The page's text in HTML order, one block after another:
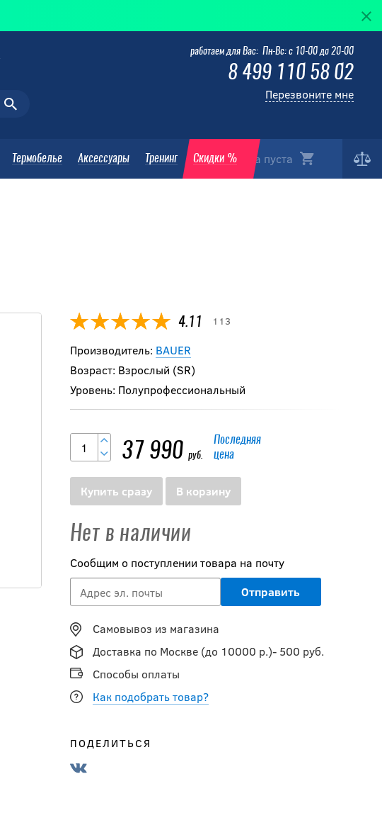
Корзина пуста
Термобелье Аксессуары Тренинг Скидки %
работаем для Вас: Пн-Вс: с 10-00 до 20-00
8 499 110 58 02
Перезвоните мне
4.11 113
Производитель: BAUER
Возраст: Взрослый (SR)
Уровень: Полупрофессиональный
37 990 руб.
Последняя
цена
Купить сразу В корзину
Нет в наличии
Сообщим о поступлении товара на почту
Самовывоз из магазина
Доставка по Москве (до 10000 р.)- 500 руб.
Способы оплаты
Как подобрать товар?
ПОДЕЛИТЬСЯ